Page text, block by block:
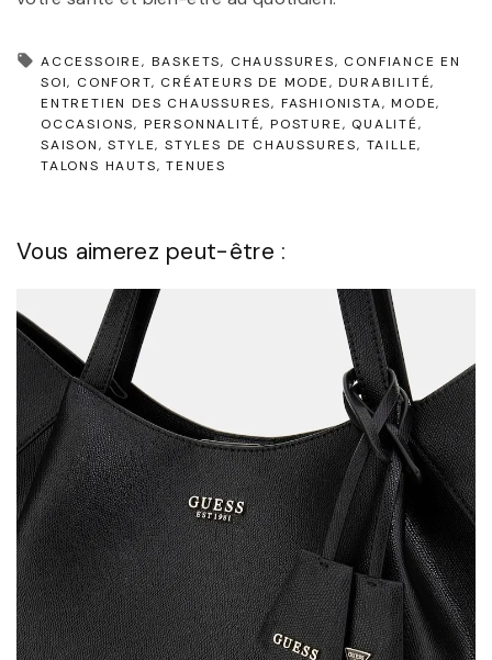
ACCESSOIRE BASKETS CHAUSSURES
CONFIANCE EN
SOI CONFORT CRÉATEURS DE MODE
DURABILITÉ
ENTRETIEN DES CHAUSSURES FASHIONISTA
MODE
OCCASIONS PERSONNALITÉ POSTURE
QUALITÉ
SAISON
STYLE STYLES DE CHAUSSURES TAILLE
TALONS HAUTS
TENUES
Vous aimerez peut-être :